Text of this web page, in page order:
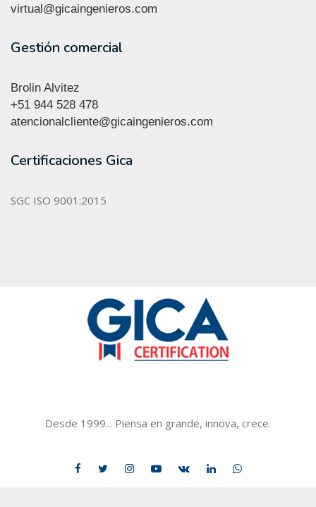
virtual@gicaingenieros.com
Gestión comercial
Brolin Alvitez
+51 944 528 478
atencionalcliente@gicaingenieros.com
Certificaciones Gica
SGC ISO 9001:2015
Desde 1999... Piensa en grande, innova, crece.